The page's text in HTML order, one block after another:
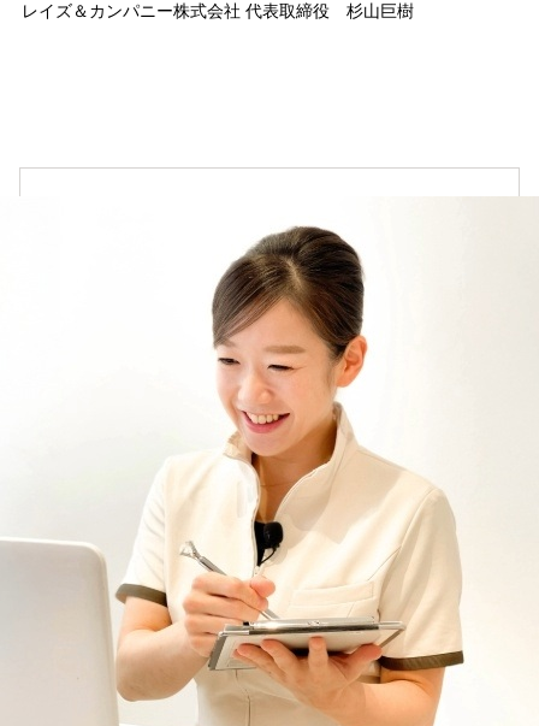
下地・ファンデーション
オイル・クリーム
補正下着
オーラルケア
レイズ＆カンパニー株式会社 代表取締役 杉山巨樹
オンラインカウンセリングについて
お悩みやご質問に丁寧にお応えいたします。
ご都合に合わせて、オンラインカウンセリングをご
利用ください。
詳しくはこちら